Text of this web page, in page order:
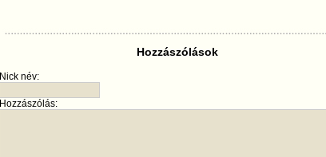
Hozzászólások
Nick név:
Hozzászólás: